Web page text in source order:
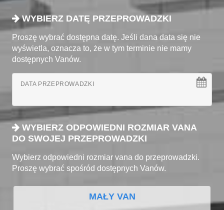
WYBIERZ DATĘ PRZEPROWADZKI
Proszę wybrać dostępna datę. Jeśli dana data się nie
wyświetla, oznacza to, że w tym terminie nie mamy
dostępnych Vanów.
DATA PRZEPROWADZKI
WYBIERZ ODPOWIEDNI ROZMIAR VANA
DO SWOJEJ PRZEPROWADZKI
Wybierz odpowiedni rozmiar vana do przeprowadzki.
Proszę wybrać spośród dostępnych Vanów.
MAŁY VAN